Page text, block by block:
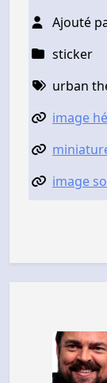
Ajouté
sticker
urban
image
image